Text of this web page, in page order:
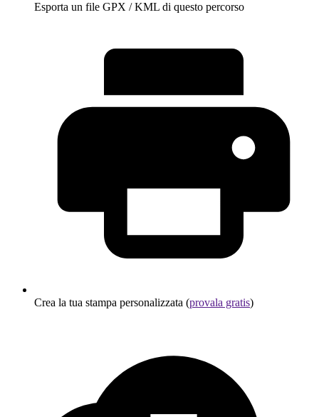
Esporta un file GPX / KML di questo percorso
Crea la tua stampa personalizzata (provala gratis)